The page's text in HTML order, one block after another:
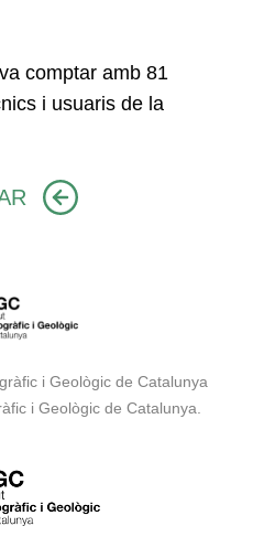
comptar amb 81
i usuaris de la
i Geològic de Catalunya
i Geològic de Catalunya.